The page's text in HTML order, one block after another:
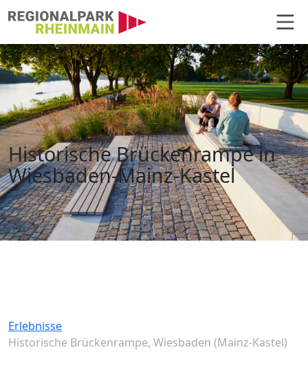
Historische Brückenrampe,
Hauptnavigation
Historische Brückenrampe in
Wiesbaden-Mainz-Kastel
Erlebnisse
Historische Brückenrampe, Wiesbaden (Mainz-Kastel)